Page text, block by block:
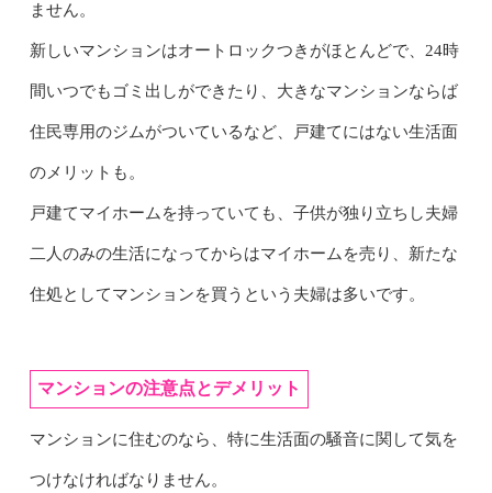
ません。
新しいマンションはオートロックつきがほとんどで、24時
間いつでもゴミ出しができたり、大きなマンションならば
住民専用のジムがついているなど、戸建てにはない生活面
のメリットも。
戸建てマイホームを持っていても、子供が独り立ちし夫婦
二人のみの生活になってからはマイホームを売り、新たな
住処としてマンションを買うという夫婦は多いです。
マンションの注意点とデメリット
マンションに住むのなら、特に生活面の騒音に関して気を
つけなければなりません。